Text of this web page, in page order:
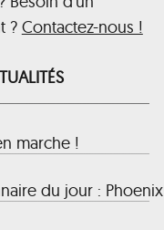
? Contactez-nous !
marche !
du jour : Phoenix